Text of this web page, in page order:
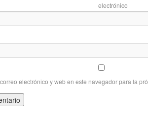
electrónico y web en este navegador para la